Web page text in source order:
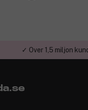
✓ Över 1,5 miljon